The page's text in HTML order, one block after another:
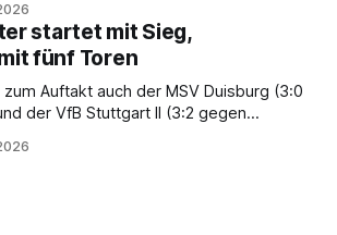
startet mit Sieg,
fünf Toren
zum Auftakt auch der MSV Duisburg (3:0
der VfB Stuttgart II (3:2 gegen